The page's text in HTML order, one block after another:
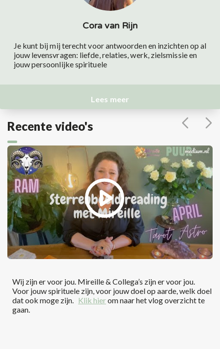
Cora van Rijn
Je kunt bij mij terecht voor antwoorden en inzichten op al
jouw levensvragen: liefde, relaties, werk, zielsmissie en
jouw persoonlijke spirituele
Lees meer
Recente video's
Wij zijn er voor jou. Mireille & Collega’s zijn er voor jou.
Voor jouw spirituele zijn, voor jouw doel op aarde, welk doel
dat ook moge zijn. Klik hierom naar het vlog overzicht te
gaan.